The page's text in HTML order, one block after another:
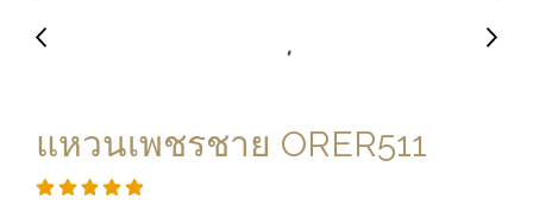
แหวนเพชรชาย ORER511